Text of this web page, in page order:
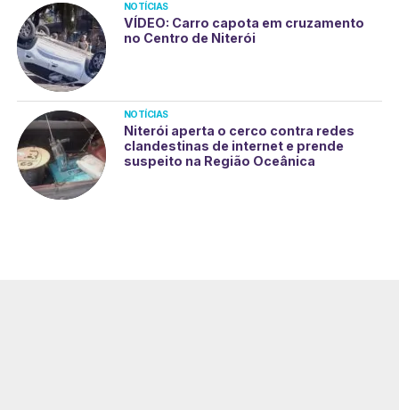
NOTÍCIAS
VÍDEO: Carro capota em cruzamento
no Centro de Niterói
NOTÍCIAS
Niterói aperta o cerco contra redes
clandestinas de internet e prende
suspeito na Região Oceânica